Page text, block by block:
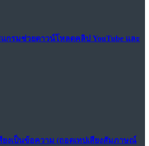
แกรมช่วยดาวน์โหลดคลิป YouTube และ
งเป็นข้อความ (ถอดเทปเสียงสัมภาษณ์